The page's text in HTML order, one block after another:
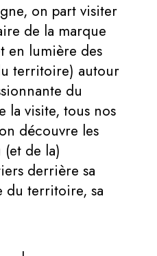
on part visiter
de la marque
en lumière des
territoire) autour
du
la visite, tous nos
découvre les
de la)
derrière sa
du territoire, sa